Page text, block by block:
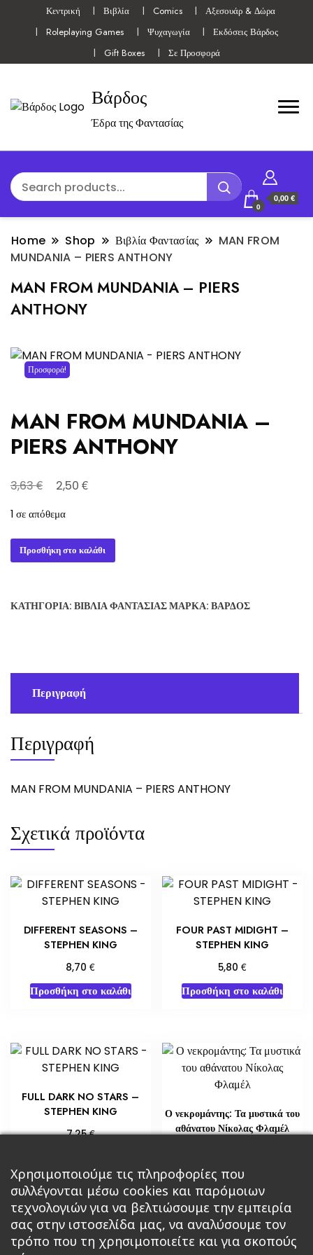
Κεντρική Βιβλία Comics
Αξεσουάρ & Δώρα
Roleplaying Games
Ψυχαγωγία
Εκδόσεις Βάρδος
Gift Boxes
Σε Προσφορά
Βάρδος
Έδρα της Φαντασίας
0
0,00 €
Home Shop Βιβλία Φαντασίας
MAN FROM
MUNDANIA – PIERS ANTHONY
MAN FROM MUNDANIA – PIERS
ANTHONY
Προσφορά!
MAN FROM MUNDANIA –
PIERS ANTHONY
3,63€
Original
was:
3,63 €.
2,50 €Η
είναι:
2,50 €.
1 σε απόθεμα
MAN
FROM
PIERS
Προσθήκη στο καλάθι
ΚΑΤΗΓΟΡΊΑ: ΒΙΒΛΊΑ ΦΑΝΤΑΣΊΑΣΜΆΡΚΑ: ΒΆΡΔΟΣ
Περιγραφή
Περιγραφή
MAN FROM MUNDANIA – PIERS ANTHONY
Σχετικά προϊόντα
DIFFERENT SEASONS –
STEPHEN KING
8,70€
Προσθήκη στο καλάθι
FOUR PAST MIDIGHT –
STEPHEN KING
5,80€
Προσθήκη στο καλάθι
FULL DARK NO STARS –
STEPHEN KING
7,25€
Ο νεκρομάντης: Τα μυστικά του
αθάνατου Νίκολας Φλαμέλ
Διαβάστε περισσότερα
Χρησιμοποιούμε τις πληροφορίες που
συλλέγονται μέσω cookies και παρόμοιων
τεχνολογιών για να βελτιώσουμε την εμπειρία
σας στην ιστοσελίδα μας, να αναλύσουμε τον
τρόπο που τη χρησιμοποιείτε και για σκοπούς